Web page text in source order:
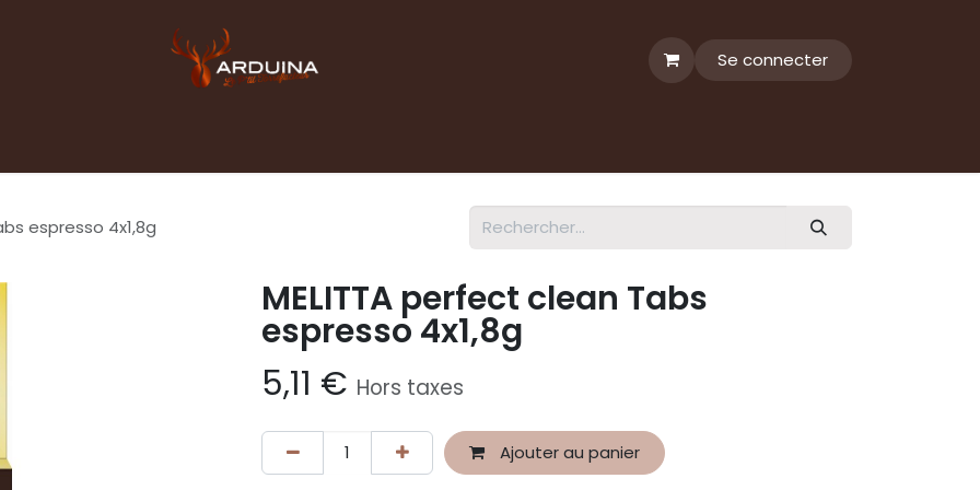
Se connecter
espresso 4x1,8g
MELITTA perfect clean Tabs
espresso 4x1,8g
5,11 € Hors taxes
Ajouter au panier